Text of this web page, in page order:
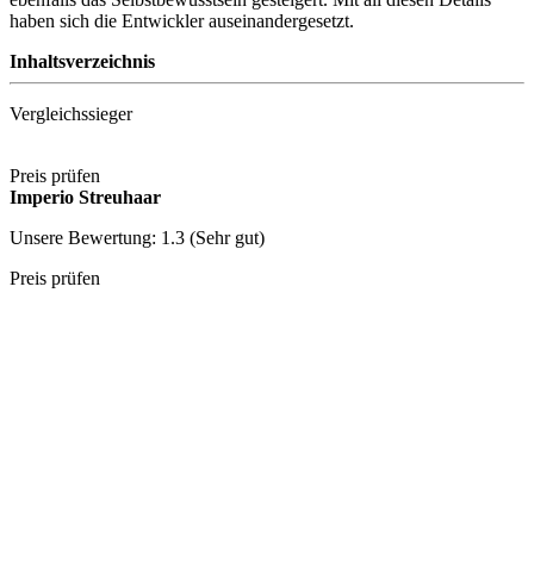
haben sich die Entwickler auseinandergesetzt.
Inhaltsverzeichnis
Vergleichssieger
Preis prüfen
Imperio Streuhaar
Unsere Bewertung: 1.3 (Sehr gut)
Preis prüfen